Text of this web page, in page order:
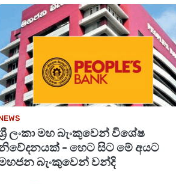
ලංකා මහ බැංකුවෙන් විශේෂ
- හෙට සිට මේ අයට
බැංකුවෙන් වන්දි